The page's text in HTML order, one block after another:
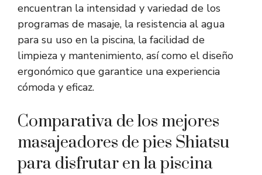
encuentran la intensidad y variedad de los
programas de masaje, la resistencia al agua
para su uso en la piscina, la facilidad de
limpieza y mantenimiento, así como el diseño
ergonómico que garantice una experiencia
cómoda y eficaz.
Comparativa de los mejores
masajeadores de pies Shiatsu
para disfrutar en la piscina